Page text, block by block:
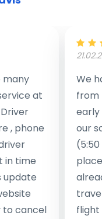
many
at
, phone
in time
update
to cancel
We
from
early
our
flight